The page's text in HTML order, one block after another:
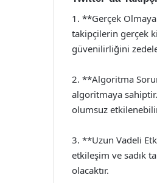
1. **Gerçek
takipçilerin gerçek
güvenilirliğini
2. **Algoritma
algoritmaya
olumsuz
3. **Uzun Vadeli
etkileşim ve sadık
olacaktır.